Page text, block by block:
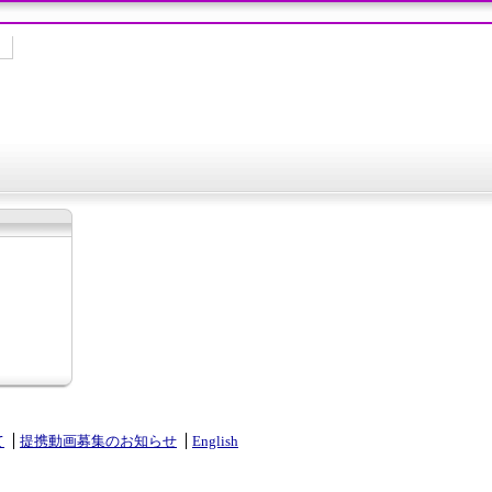
提携動画募集のお知らせ English